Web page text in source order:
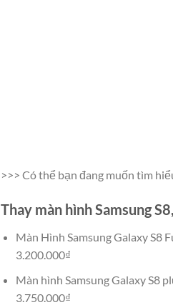
>>> Có thể bạn đang muốn tìm
Thay màn hình Samsung
Màn Hình Samsung Galaxy S8
3.200.000₫
Màn hình Samsung Galaxy S8
3.750.000₫